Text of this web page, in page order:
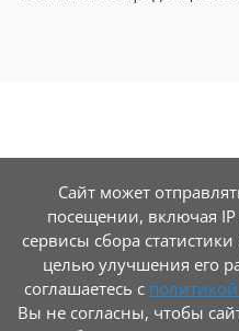
Сайт может
посещении, включая
сервисы сбора
целью улучшения его
соглашаетесь с
Вы не согласны, чтобы